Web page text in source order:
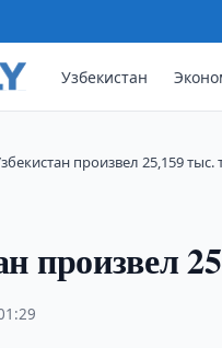
Узбекистан
произвел 25,159
произвел